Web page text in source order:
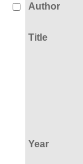
Author
Title
Year